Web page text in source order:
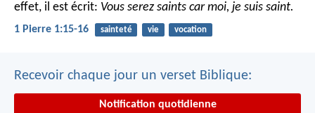
effet, il est écrit: Vous serez saints car moi, je suis saint.
1 Pierre 1:15-16 sainteté vie vocation
Recevoir chaque jour un verset Biblique:
Notification quotidienne